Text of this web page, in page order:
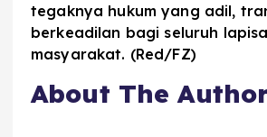
tegaknya hukum yang adil,
berkeadilan bagi seluruh
masyarakat. (Red/FZ)
About The